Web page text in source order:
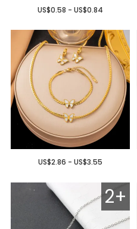
US$0.58 - US$0.84
US$2.86 - US$3.55
2+